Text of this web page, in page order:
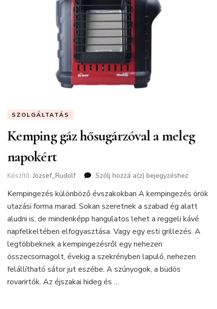
SZOLGÁLTATÁS
Kemping gáz hősugárzóval a meleg
napokért
Készítő:Jozsef_Rudolf Szólj hozzá a(z) Kemping
hősugárzóval
a
meleg
napokért
bejegyzéshez
Kempingezés különböző évszakokban A kempingezés örök
utazási forma marad. Sokan szeretnek a szabad ég alatt
aludni is, de mindenképp hangulatos lehet a reggeli kávé
napfelkeltében elfogyasztása. Vagy egy esti grillezés. A
legtöbbeknek a kempingezésről egy nehezen
összecsomagolt, évekig a szekrényben lapuló, nehezen
felállítható sátor jut eszébe. A szúnyogok, a büdös
rovarirtók. Az éjszakai hideg és …